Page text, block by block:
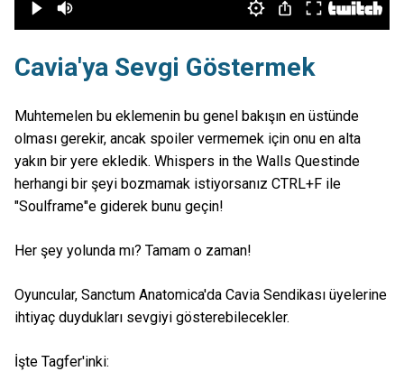
Cavia'ya Sevgi Göstermek
Muhtemelen bu eklemenin bu genel bakışın en üstünde
olması gerekir, ancak spoiler vermemek için onu en alta
yakın bir yere ekledik. Whispers in the Walls Questinde
herhangi bir şeyi bozmamak istiyorsanız CTRL+F ile
"Soulframe"e giderek bunu geçin!
Her şey yolunda mı? Tamam o zaman!
Oyuncular, Sanctum Anatomica'da Cavia Sendikası üyelerine
ihtiyaç duydukları sevgiyi gösterebilecekler.
İşte Tagfer'inki: